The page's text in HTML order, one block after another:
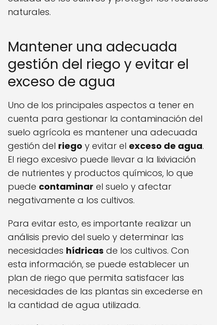
naturales.
Mantener una adecuada
gestión del riego y evitar el
exceso de agua
Uno de los principales aspectos a tener en
cuenta para gestionar la contaminación del
suelo agrícola es mantener una adecuada
gestión del riego y evitar el exceso de agua.
El riego excesivo puede llevar a la lixiviación
de nutrientes y productos químicos, lo que
puede contaminar el suelo y afectar
negativamente a los cultivos.
Para evitar esto, es importante realizar un
análisis previo del suelo y determinar las
necesidades hídricas de los cultivos. Con
esta información, se puede establecer un
plan de riego que permita satisfacer las
necesidades de las plantas sin excederse en
la cantidad de agua utilizada.